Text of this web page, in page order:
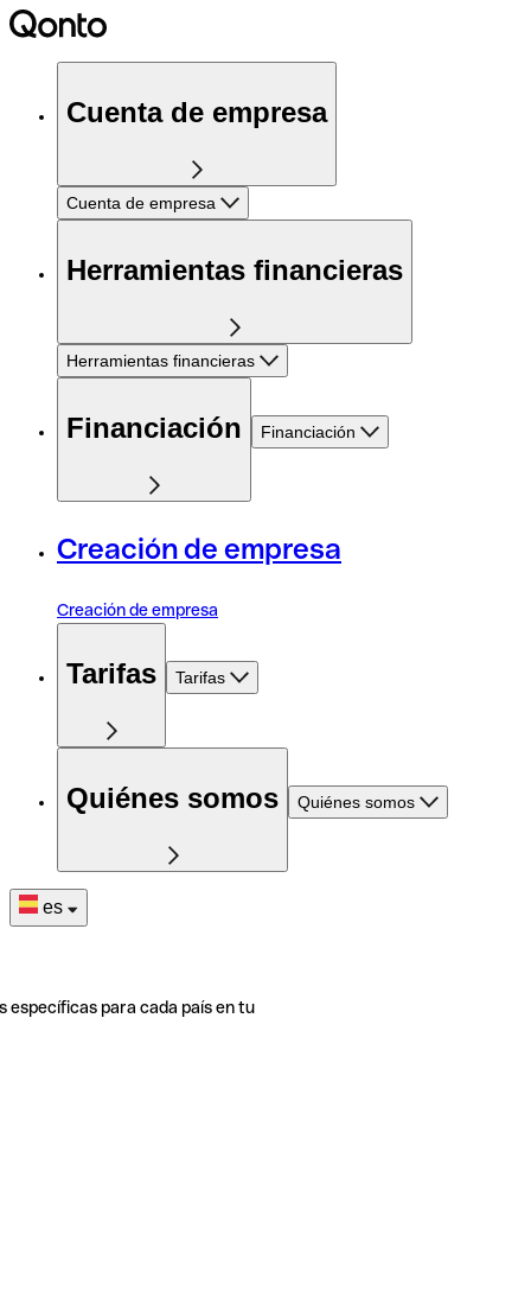
Cuenta de empresa
Cuenta de empresa
Herramientas financieras
Herramientas financieras
Financiación Financiación
Creación de empresa
Creación de empresa
Tarifas Tarifas
Quiénes somos Quiénes somos
es
específicas para cada país en tu